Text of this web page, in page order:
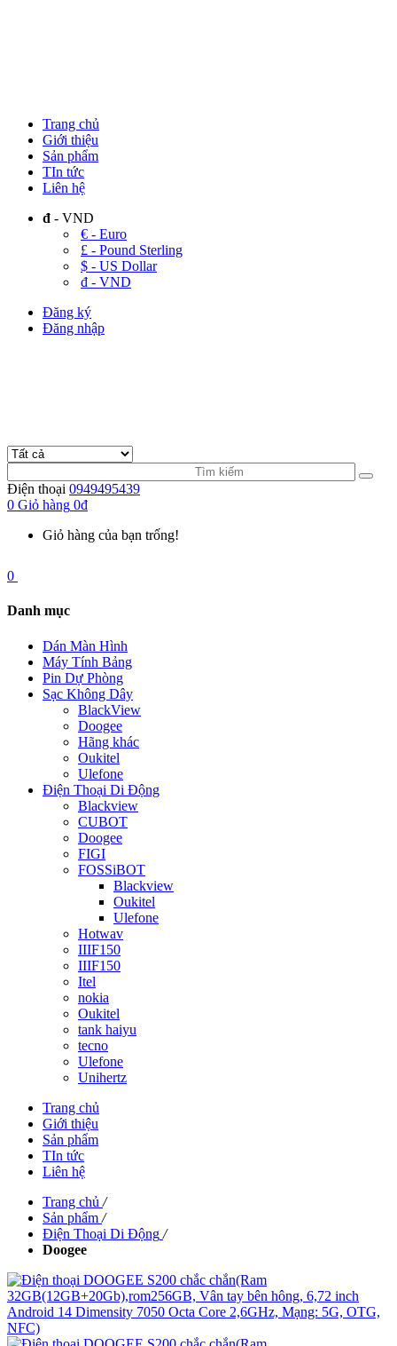
Trang chủ
Giới thiệu
Sản phẩm
TIn tức
Liên hệ
đ - VND
€ - Euro
£ - Pound Sterling
$ - US Dollar
đ - VND
Đăng ký
Đăng nhập
Điện thoại 0949495439
0 Giỏ hàng 0đ
Giỏ hàng của bạn trống!
0
Danh mục
Dán Màn Hình
Máy Tính Bảng
Pin Dự Phòng
Sạc Không Dây
BlackView
Doogee
Hãng khác
Oukitel
Ulefone
Điện Thoại Di Động
Blackview
CUBOT
Doogee
FIGI
FOSSiBOT
Blackview
Oukitel
Ulefone
Hotwav
IIIF150
IIIF150
Itel
nokia
Oukitel
tank haiyu
tecno
Ulefone
Unihertz
Trang chủ
Giới thiệu
Sản phẩm
TIn tức
Liên hệ
Trang chủ /
Sản phẩm /
Điện Thoại Di Động /
Doogee